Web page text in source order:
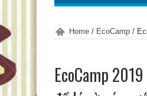
Home / EcoCamp /
EcoCamp